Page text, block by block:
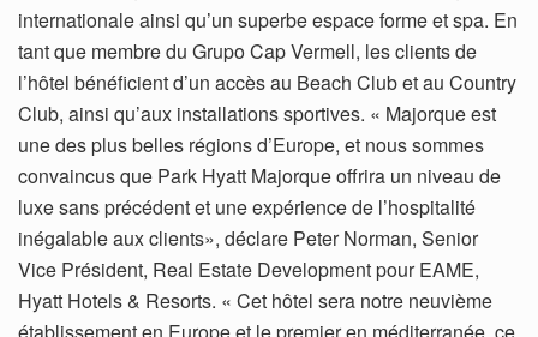
internationale ainsi qu’un superbe espace forme et spa. En
tant que membre du Grupo Cap Vermell, les clients de
l’hôtel bénéficient d’un accès au Beach Club et au Country
Club, ainsi qu’aux installations sportives. « Majorque est
une des plus belles régions d’Europe, et nous sommes
convaincus que Park Hyatt Majorque offrira un niveau de
luxe sans précédent et une expérience de l’hospitalité
inégalable aux clients», déclare Peter Norman, Senior
Vice Président, Real Estate Development pour EAME,
Hyatt Hotels & Resorts. « Cet hôtel sera notre neuvième